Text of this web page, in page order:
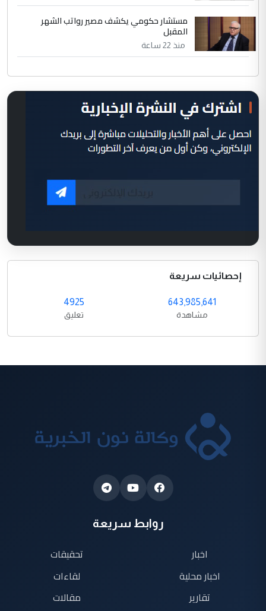
مستشار حكومي يكشف مصير رواتب الشهر
المقبل
منذ 22 ساعة
إحصائيات سريعة
643,985,641
مشاهدة
4925
تعليق
روابط سريعة
اخبار
اخبار محلية
تقارير
تحقيقات
لقاءات
مقالات